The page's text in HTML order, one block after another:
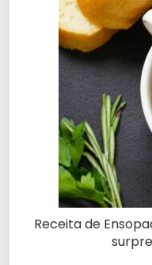
Receita de